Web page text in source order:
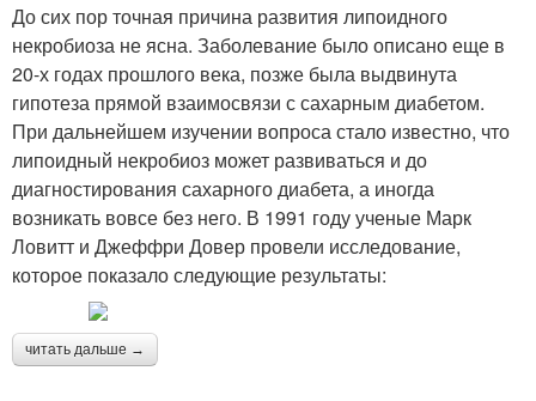
До сих пор точная причина развития липоидного
некробиоза не ясна. Заболевание было описано еще в
20-х годах прошлого века, позже была выдвинута
гипотеза прямой взаимосвязи с сахарным диабетом.
При дальнейшем изучении вопроса стало известно, что
липоидный некробиоз может развиваться и до
диагностирования сахарного диабета, а иногда
возникать вовсе без него. В 1991 году ученые Марк
Ловитт и Джеффри Довер провели исследование,
которое показало следующие результаты:
читать дальше →